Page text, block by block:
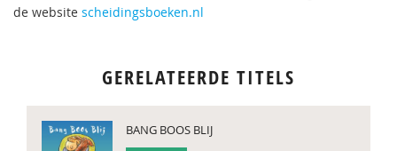
de website scheidingsboeken.nl
GERELATEERDE TITELS
BANG BOOS BLIJ